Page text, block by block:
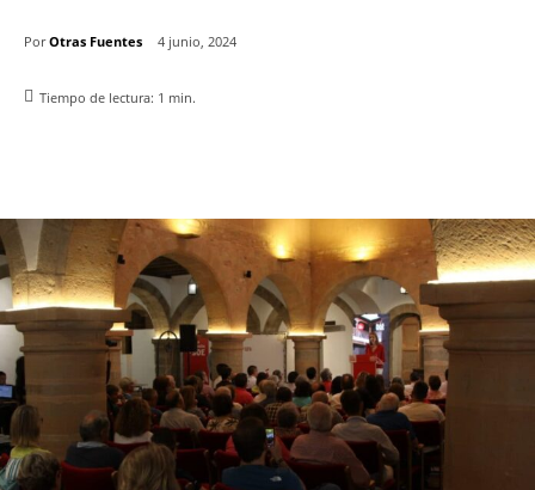
Por Otras Fuentes 4 junio, 2024
Tiempo de lectura: 1 min.